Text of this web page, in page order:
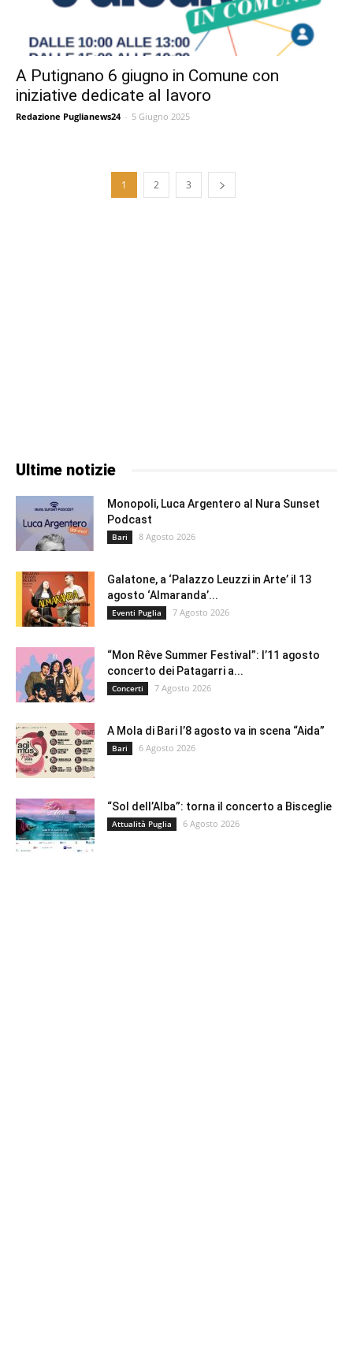
A Putignano 6 giugno in Comune con
iniziative dedicate al lavoro
Redazione Puglianews24 - 5 Giugno 2025
1 2 3
Ultime notizie
Monopoli, Luca Argentero al Nura Sunset
Podcast
Bari 8 Agosto 2026
Galatone, a ‘Palazzo Leuzzi in Arte’ il 13
agosto ‘Almaranda’...
Eventi Puglia 7 Agosto 2026
“Mon Rêve Summer Festival”: l’11 agosto
concerto dei Patagarri a...
Concerti 7 Agosto 2026
A Mola di Bari l’8 agosto va in scena “Aida”
Bari 6 Agosto 2026
“Sol dell’Alba”: torna il concerto a Bisceglie
Attualità Puglia 6 Agosto 2026